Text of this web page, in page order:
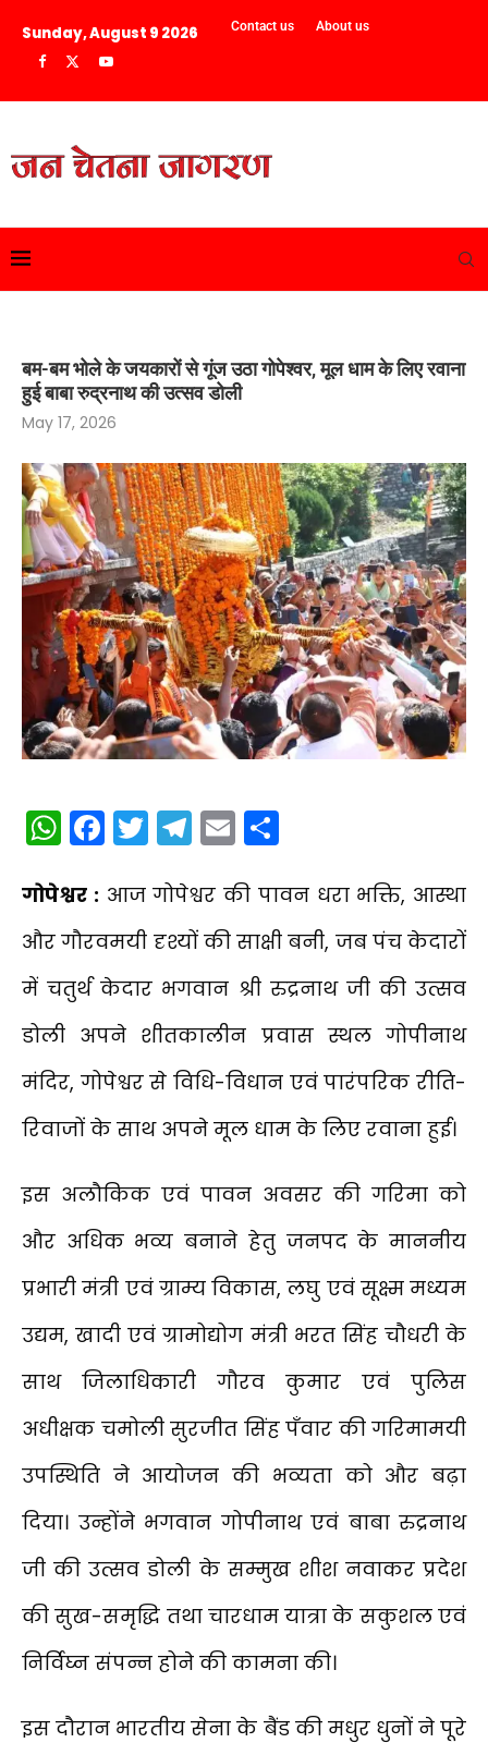
Sunday, August 9 2026 Contact us About us
बम-बम भोले के जयकारों से गूंज उठा गोपेश्वर, मूल धाम के लिए रवाना
हुई बाबा रुद्रनाथ की उत्सव डोली
May 17, 2026
WhatsApp
Facebook
Twitter
Telegram
Email
गोपेश्वर : आज गोपेश्वर की पावन धरा भक्ति, आस्था
और गौरवमयी दृश्यों की साक्षी बनी, जब पंच केदारों
में चतुर्थ केदार भगवान श्री रुद्रनाथ जी की उत्सव
डोली अपने शीतकालीन प्रवास स्थल गोपीनाथ
मंदिर, गोपेश्वर से विधि-विधान एवं पारंपरिक रीति-
रिवाजों के साथ अपने मूल धाम के लिए रवाना हुई।
इस अलौकिक एवं पावन अवसर की गरिमा को
और अधिक भव्य बनाने हेतु जनपद के माननीय
प्रभारी मंत्री एवं ग्राम्य विकास, लघु एवं सूक्ष्म मध्यम
उद्यम, खादी एवं ग्रामोद्योग मंत्री भरत सिंह चौधरी के
साथ जिलाधिकारी गौरव कुमार एवं पुलिस
अधीक्षक चमोली सुरजीत सिंह पँवार की गरिमामयी
उपस्थिति ने आयोजन की भव्यता को और बढ़ा
दिया। उन्होंने भगवान गोपीनाथ एवं बाबा रुद्रनाथ
जी की उत्सव डोली के सम्मुख शीश नवाकर प्रदेश
की सुख-समृद्धि तथा चारधाम यात्रा के सकुशल एवं
निर्विघ्न संपन्न होने की कामना की।
इस दौरान भारतीय सेना के बैंड की मधुर धुनों ने पूरे